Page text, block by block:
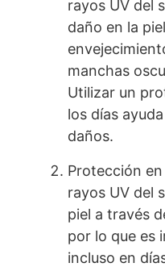
rayos UV del
daño en la
manchas
Utilizar un
los días
daños.
Protección
rayos UV del
piel a través
por lo que es
incluso en